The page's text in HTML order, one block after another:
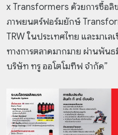
x Transformers ด้วยการซื้อลิ
ภาพยนตร์ฟอร์มยักษ์
TRW ในประเทศไทย และมาเ
ทางการตลาดมากมาย ผ่านพัน
บริษัท ทรู ออโตโมทีฟ จำกัด”